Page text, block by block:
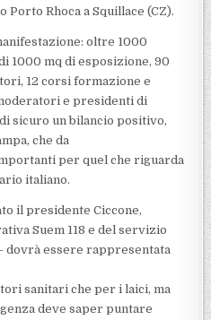
Rhoca a Squillace (CZ).
oltre 1000
1000 mq di esposizione, 90
12 corsi formazione e
e presidenti di
sicuro un bilancio positivo,
che da
per quel che riguarda
italiano.
il presidente Ciccone,
Suem 118 e del servizio
dovrà essere rappresentata
sanitari che per i laici, ma
deve saper puntare